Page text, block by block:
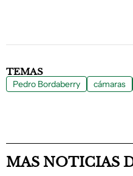
TEMAS
Pedro Bordaberry cámaras
MAS NOTICIAS